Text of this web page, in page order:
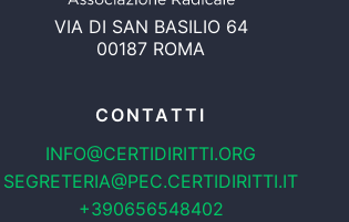
VIA DI SAN BASILIO 64
00187 ROMA
CONTATTI
INFO@CERTIDIRITTI.ORG
SEGRETERIA@PEC.CERTIDIRITTI.IT
+390656548402